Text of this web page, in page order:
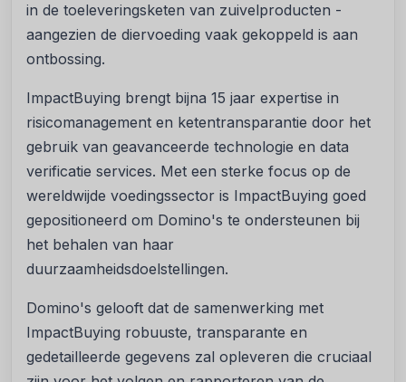
in de toeleveringsketen van zuivelproducten -
aangezien de diervoeding vaak gekoppeld is aan
ontbossing.
ImpactBuying brengt bijna 15 jaar expertise in
risicomanagement en ketentransparantie door het
gebruik van geavanceerde technologie en data
verificatie services. Met een sterke focus op de
wereldwijde voedingssector is ImpactBuying goed
gepositioneerd om Domino's te ondersteunen bij
het behalen van haar
duurzaamheidsdoelstellingen.
Domino's gelooft dat de samenwerking met
ImpactBuying robuuste, transparante en
gedetailleerde gegevens zal opleveren die cruciaal